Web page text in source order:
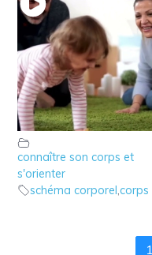
3 – Qu’est ce le
schéma corporel de
l’enfant?
connaître son corps et
s'orienter
schéma corporel,corps
1